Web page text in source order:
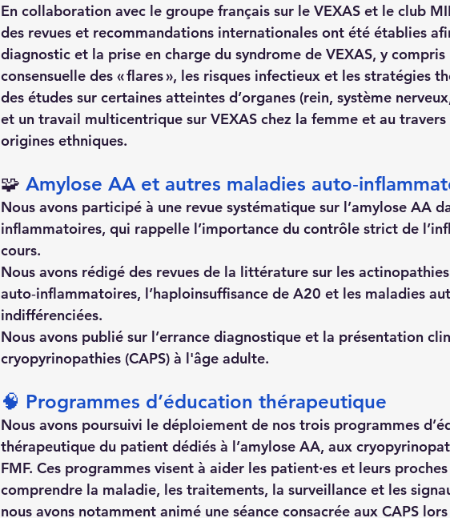
En collaboration avec le groupe français sur le VEXAS et le club
des revues et recommandations internationales ont été établies
diagnostic et la prise en charge du syndrome de VEXAS, y
consensuelle des « flares », les risques infectieux et les stratégies
des études sur certaines atteintes d’organes (rein, système
et un travail multicentrique sur VEXAS chez la femme et au
origines ethniques.
🧩 Amylose AA et autres maladies
Nous avons participé à une revue systématique sur l’amylose AA
inflammatoires, qui rappelle l’importance du contrôle strict de
cours.
Nous avons rédigé des revues de la littérature sur les actinopathies
auto‑inflammatoires, l’haploinsuffisance de A20 et les maladies
indifférenciées.
Nous avons publié sur l’errance diagnostique et la présentation
cryopyrinopathies (CAPS) à l'âge adulte.
🧠 Programmes d’éducation thérapeutique
Nous avons poursuivi le déploiement de nos trois programmes
thérapeutique du patient dédiés à l’amylose AA, aux
FMF. Ces programmes visent à aider les patient·es et leurs
comprendre la maladie, les traitements, la surveillance et les
nous avons notamment animé une séance consacrée aux CAPS